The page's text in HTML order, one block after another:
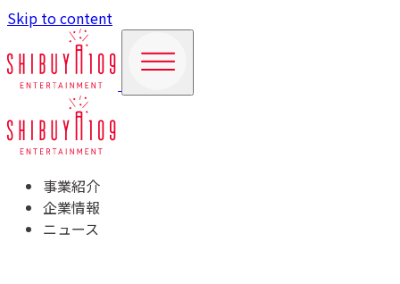
Skip to content
事業紹介
企業情報
ニュース